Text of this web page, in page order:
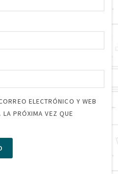
ELECTRÓNICO Y WEB
LA PRÓXIMA VEZ QUE